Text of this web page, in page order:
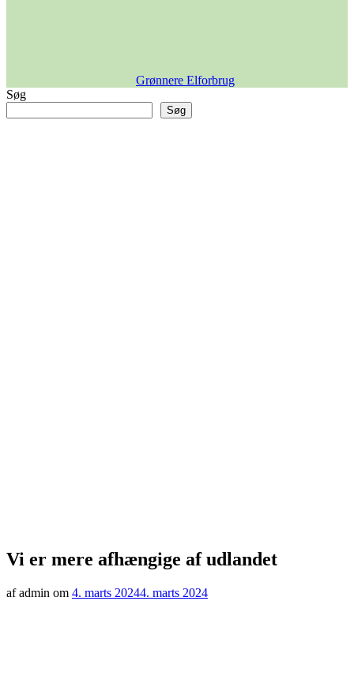
Grønnere Elforbrug
Søg
Søg
Vi er mere afhængige af udlandet
af admin om 4. marts 20244. marts 2024